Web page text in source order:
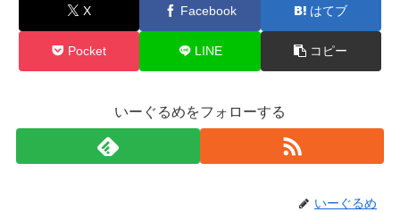
X Facebook はてブ
Pocket LINE コピー
いーぐるめをフォローする
いーぐるめ